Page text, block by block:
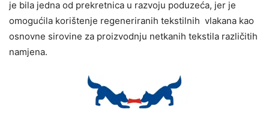
je bila jedna od prekretnica u razvoju poduzeća, jer je
omogućila korištenje regeneriranih tekstilnih vlakana kao
osnovne sirovine za proizvodnju netkanih tekstila različitih
namjena.